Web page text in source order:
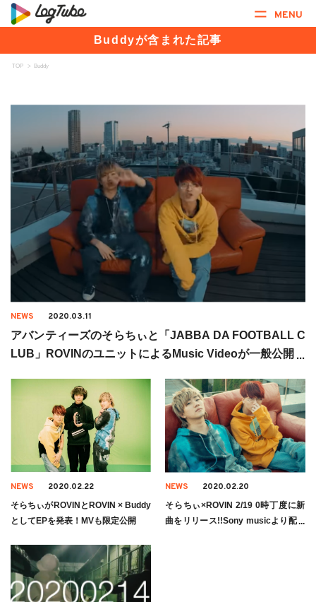
MENU
Buddyが含まれた記事
TOP > Buddy
NEWS 2020.03.11
アバンティーズのそらちぃと「JABBA DA FOOTBALL C
LUB」ROVINのユニットによるMusic Videoが一般公開！
NEWS 2020.02.22
そらちぃがROVINとROVIN × Buddy
としてEPを発表！MVも限定公開
NEWS 2020.02.20
そらちぃ×ROVIN 2/19 0時丁度に新
曲をリリース!!Sony musicより配信